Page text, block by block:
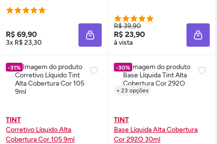
R$ 69,90
3x R$ 23,30 ADICIONAR À SACOLA
R$ 39,90
R$ 23,90
à vista
-31%
TINT
Corretivo Líquido Alta
Cobertura Cor 105 9ml
-30%
+ 23 opções
TINT
Base Líquida Alta Cobertura
Cor 292O 30ml